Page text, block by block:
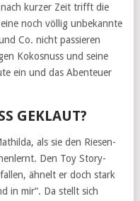
kurzer Zeit trifft die
noch völlig unbekannte
Co. nicht passieren
Kokosnuss und seine
ein und das Abenteuer
GEKLAUT?
als sie den Riesen-
Den Toy Story-
ähnelt er doch stark
in mir“. Da stellt sich